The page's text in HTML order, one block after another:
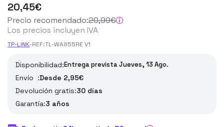
20,45€
Precio recomendado:20,99€
Los precios incluyen IVA
TP-LINK-REF:TL-WA855RE V1
Disponibilidad:Entrega prevista Jueves, 13 Ago.
Envío :Desde 2,95€
Devolución gratis:30 días
Garantía:3 años